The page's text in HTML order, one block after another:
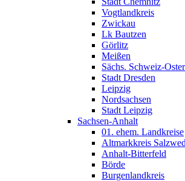
Vogtlandkreis
Zwickau
Lk Bautzen
Görlitz
Meißen
Sächs. Schweiz-
Stadt Dresden
Leipzig
Nordsachsen
Stadt Leipzig
Sachsen-Anhalt
01. ehem. Landkreise
Altmarkkreis
Anhalt-Bitterfeld
Börde
Burgenlandkreis